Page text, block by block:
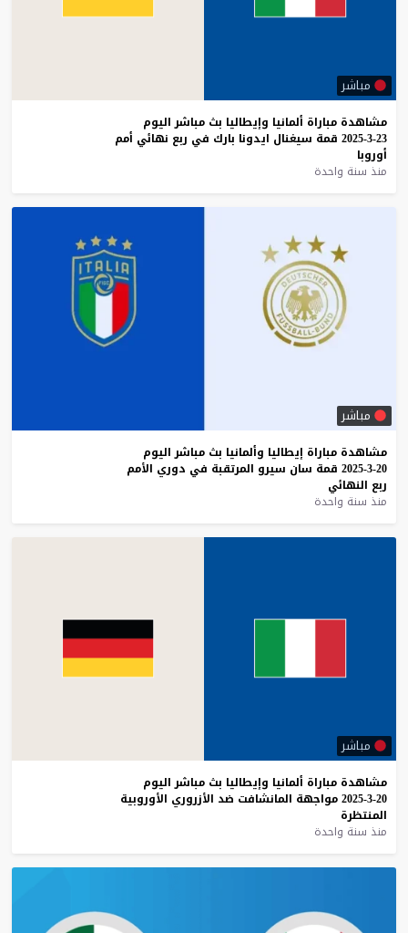
مباشر
مشاهدة مباراة ألمانيا وإيطاليا بث مباشر اليوم
23-3-2025
قمة سيغنال ايدونا بارك في ربع نهائي أمم
أوروبا
منذ سنة واحدة
مباشر
مشاهدة مباراة إيطاليا وألمانيا بث مباشر اليوم
20-3-2025
قمة سان سيرو المرتقبة في دوري الأمم
ربع النهائي
منذ سنة واحدة
مباشر
مشاهدة مباراة ألمانيا وإيطاليا بث مباشر اليوم
20-3-2025
مواجهة المانشافت ضد الأزروري الأوروبية
المنتظرة
منذ سنة واحدة